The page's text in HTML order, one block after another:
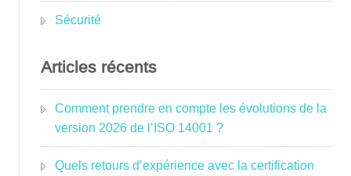
Sécurité
Articles récents
Comment prendre en compte les évolutions de la
version 2026 de l’ISO 14001 ?
Quels retours d’expérience avec la certification